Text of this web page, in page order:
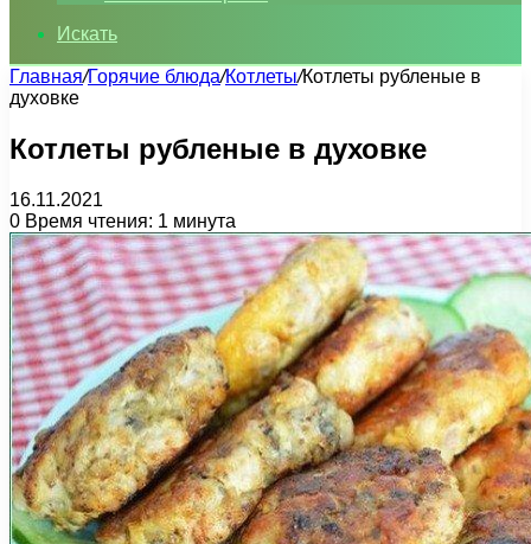
Искать
Главная/Горячие блюда/Котлеты/Котлеты рубленые в
духовке
Котлеты рубленые в духовке
16.11.2021
0 Время чтения: 1 минута